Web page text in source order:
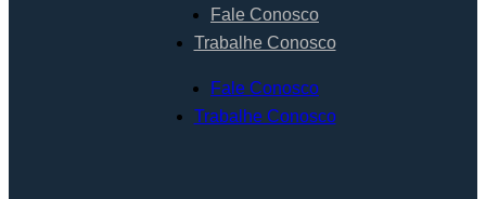
Fale Conosco
Trabalhe Conosco
Fale Conosco
Trabalhe Conosco